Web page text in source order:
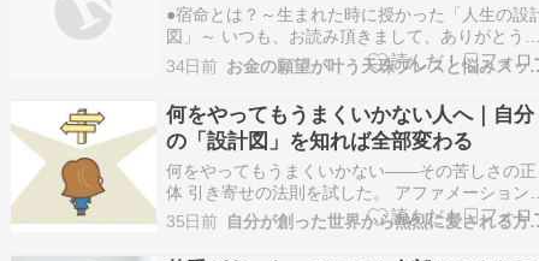
●宿命とは？～生まれた時に授かった「人生の設
図」～ いつも、お読み頂きまして、ありがとう
ざいます。 人生の流れを整理する算命学鑑定師
ともちやんです。 「宿命は変えられないものな
ですか？」 算命学のお話をすると、このような
質問をいただくことがあります。 「宿命」とい
言…
34日前 お金の願望が叶う天珠
何をやってもうまくいかない人へ｜自分
の「設計図」を知れば全部変わる
何をやってもうまくいかない——その苦しさの正
体 引き寄せの法則を試した。 アファメーション
やった。 潜在意識の書き換えワークもやった。
ート術も瞑想もイメージングも、言われた通りに
頑張った。 なのに、現実が変わらない。 他の人
35日前 自分が創った世界